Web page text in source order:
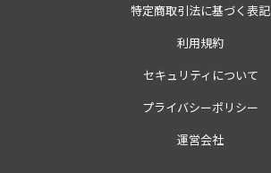
特定商取引法に基づく表記
利用規約
セキュリティについて
プライバシーポリシー
運営会社